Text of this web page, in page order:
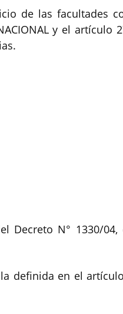
de las facultades
y el artículo
Decreto N° 1330/
la definida en el